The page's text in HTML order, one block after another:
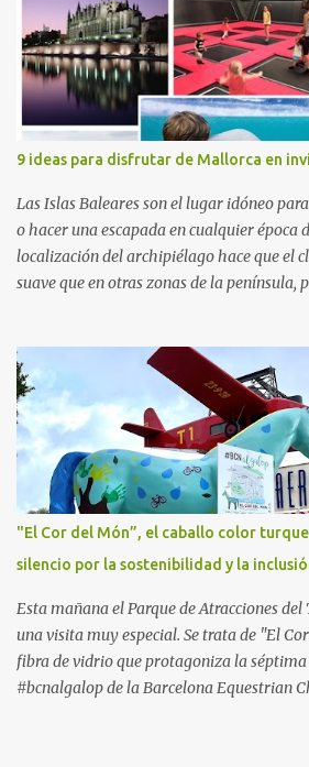
Anna Llort, adjunta del Servicio de
Hospital Vall d’Hebron e investigadora
Traslacional en Cáncer en la Infancia y la
d’Hebron Instituto de Investigación
del Servicio de Oncología Pediátrica del
de Investigación Traslacional en Cáncer
Adolescencia del VHIR y Teresa Xipell,
hipoterapia en la Fundación Federica
asesoría de ...
9 ideas para disfrutar de Mallorca en
Las Islas Baleares son el lugar idóneo
o hacer una escapada en cualquier época
localización del archipiélago hace que el
suave que en otras zonas de la península,
ejemplo, ofrece un amplio abanico de
actividades al aire libre, propuestas
propuestas gastronómicas para poder
niños y garantizar una experiencia
A unos 15 minutos en coche de la capital
metros de la playa, se encuentra el
donde grandes y pequeños quedarán
ejemplares de 700 especies distintas
y los océanos Índico, Atlántico y Pacífico.
acuario se plantea como un viaje a...
"El Cor del Món”, el caballo color
silencio por la sostenibilidad y la
Esta mañana el Parque de Atracciones
una visita muy especial. Se trata de "El
fibra de vidrio que protagoniza la séptima
#bcnalgalop de la Barcelona Equestrian